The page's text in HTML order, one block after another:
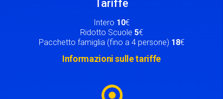
Tariffe
Intero 10€
Ridotto Scuole 5€
Pacchetto famiglia (fino a 4 persone) 18€
Informazioni sulle tariffe